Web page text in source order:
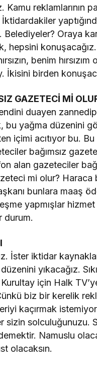
reklamlarının
Oraya
hepsini
benim
İkisini birden
GAZETECİ Mİ
duayen
bu yağma düzenini
içimi acıtıyor bu.
bağımsız
alan gazeteciler
mi olur? Haraca
bunlara maaş
yapmışlar hizmet
durum.
İster iktidar
yıkacağız.
için Halk
Çünkü biz bir kerelik
kaçırmak
sizin
Namuslu
olacaksın.